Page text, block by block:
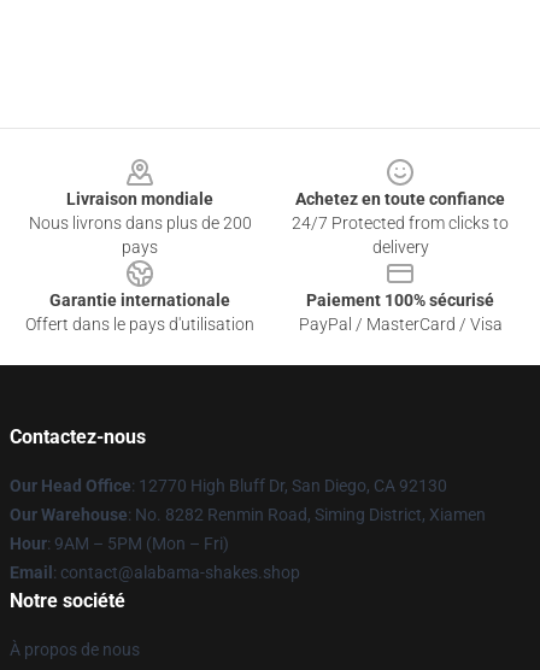
Livraison mondiale
Nous livrons dans plus de 200
pays
Achetez en toute confiance
24/7 Protected from clicks to
delivery
Garantie internationale
Offert dans le pays d'utilisation
Paiement 100% sécurisé
PayPal / MasterCard / Visa
Contactez-nous
Our Head Office: 12770 High Bluff Dr, San Diego, CA 92130
Our Warehouse: No. 8282 Renmin Road, Siming District, Xiamen
Hour: 9AM – 5PM (Mon – Fri)
Email : contact@alabama-shakes.shop
Notre société
À propos de nous